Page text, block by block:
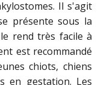
Il s'agit
présente sous la
rend très facile à
est recommandé
chiots, chiens
en gestation. Les